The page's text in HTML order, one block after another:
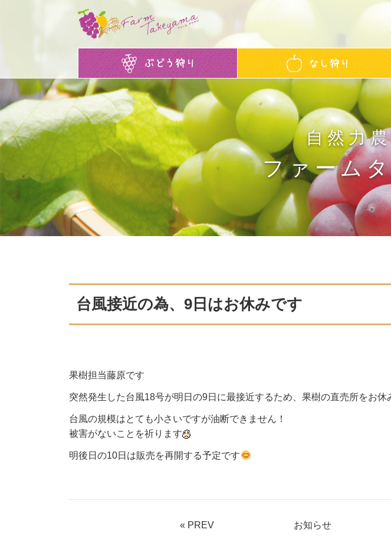
自然力
ファーム
台風接近の為、9日はお休みです
果樹担当藤原です
突然発生した台風18号が明日の9日に最接近するため、果樹の直売所をお休
台風の規模はとても小さいですが油断できません！
被害がないことを祈ります
明後日の10日は販売を再開する予定です
« PREV お知らせ